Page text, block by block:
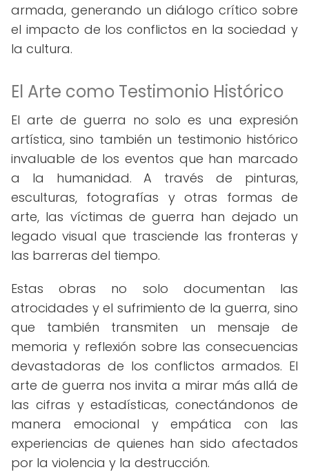
armada, generando un diálogo crítico sobre
el impacto de los conflictos en la sociedad y
la cultura.
El Arte como Testimonio Histórico
El arte de guerra no solo es una expresión
artística, sino también un testimonio histórico
invaluable de los eventos que han marcado
a la humanidad. A través de pinturas,
esculturas, fotografías y otras formas de
arte, las víctimas de guerra han dejado un
legado visual que trasciende las fronteras y
las barreras del tiempo.
Estas obras no solo documentan las
atrocidades y el sufrimiento de la guerra, sino
que también transmiten un mensaje de
memoria y reflexión sobre las consecuencias
devastadoras de los conflictos armados. El
arte de guerra nos invita a mirar más allá de
las cifras y estadísticas, conectándonos de
manera emocional y empática con las
experiencias de quienes han sido afectados
por la violencia y la destrucción.